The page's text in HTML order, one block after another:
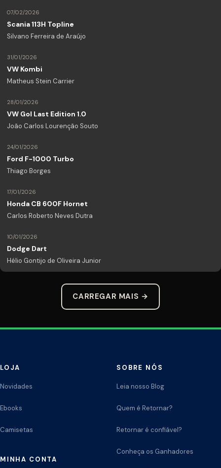
07/02/2026
Scania 113H Topline
Silvano Ferreira de Araújo
31/01/2026
VW Kombi
Matheus Stein Carrier
28/01/2026
VW Gol Last Edition 1.0
João Carlos Lourenção Souto
24/01/2026
Ford F-1000 Turbo
Thiago Borges
17/01/2026
Honda CB 600F Hornet
Carlos Roberto Neves Dutra
10/01/2026
Dodge Dart
Hélio Gontijo de Oliveira Junior
CARREGAR MAIS →
LOJA
Novidades
Ebooks
Camisetas
MINHA CONTA
SOBRE NÓS
Leia nosso Blog
Quem é Retornar?
Retornar é confiável?
Conheça os Ganhadores